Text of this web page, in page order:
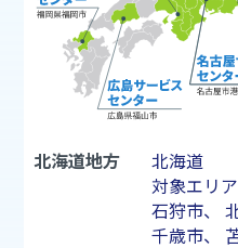
北海道地方
北海道
対象エリ
石狩市、
千歳市、